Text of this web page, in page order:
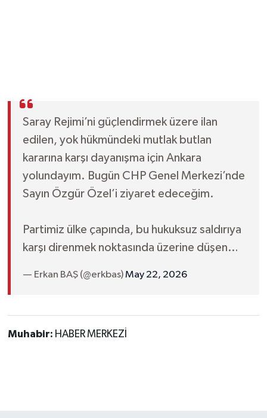
Saray Rejimi’ni güçlendirmek üzere ilan
edilen, yok hükmündeki mutlak butlan
kararına karşı dayanışma için Ankara
yolundayım. Bugün CHP Genel Merkezi’nde
Sayın Özgür Özel’i ziyaret edeceğim.
Partimiz ülke çapında, bu hukuksuz saldırıya
karşı direnmek noktasında üzerine düşen…
— Erkan BAŞ (@erkbas)May 22, 2026
Muhabir: HABER MERKEZİ